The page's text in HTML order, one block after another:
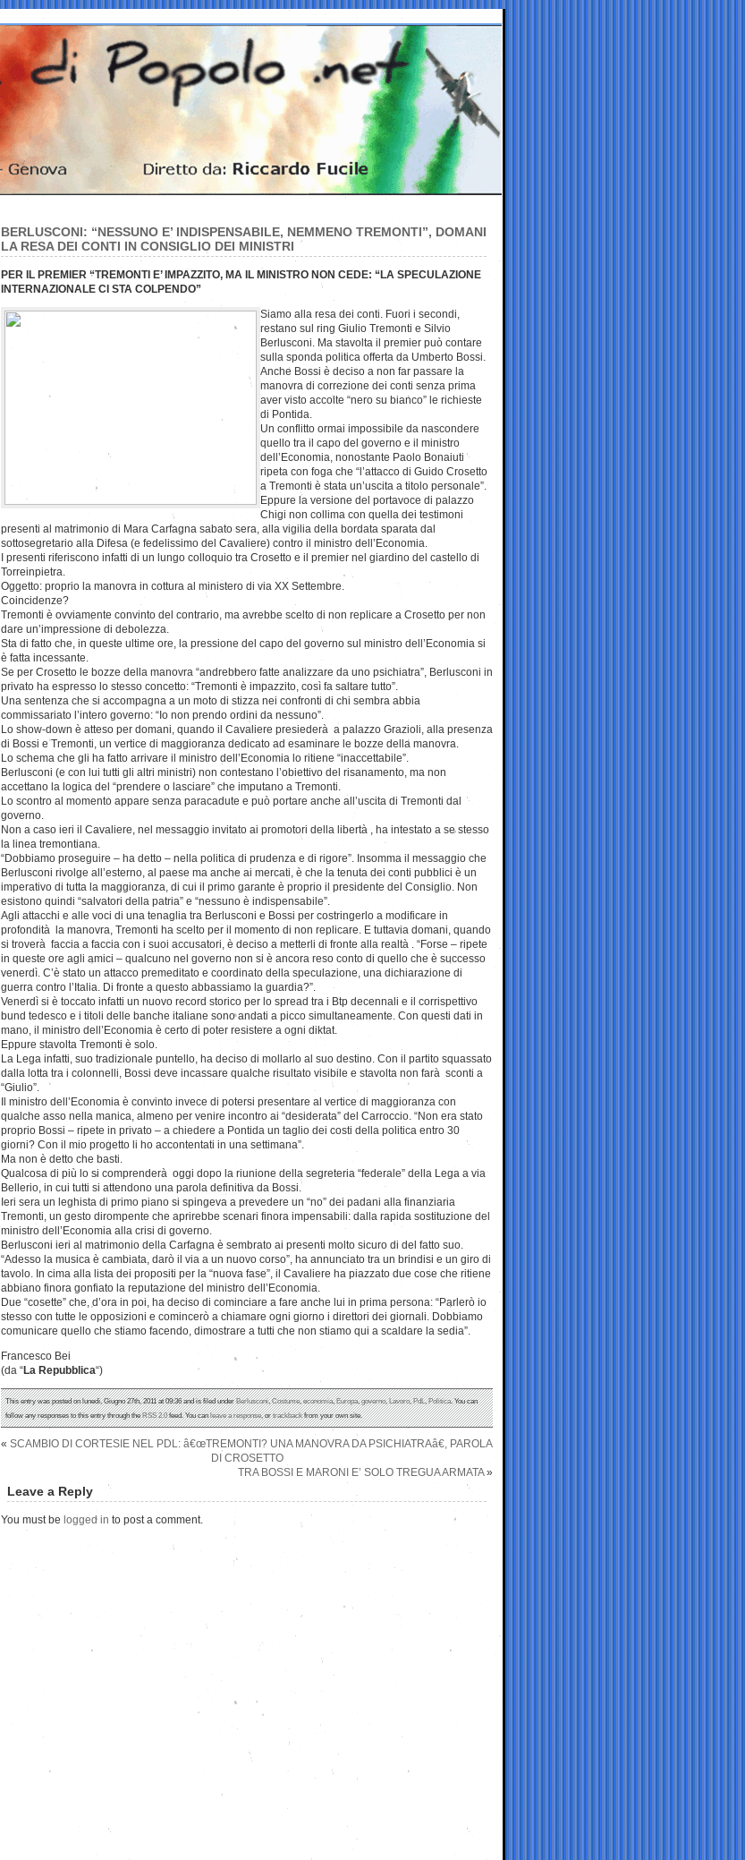
BERLUSCONI: “NESSUNO E’ INDISPENSABILE, NEMMENO TREMONTI”, DOMANI
LA RESA DEI CONTI IN CONSIGLIO DEI MINISTRI
PER IL PREMIER “TREMONTI E’ IMPAZZITO, MA IL MINISTRO NON CEDE: “LA SPECULAZIONE
INTERNAZIONALE CI STA COLPENDO”
Siamo alla resa dei conti. Fuori i secondi,
restano sul ring Giulio Tremonti e Silvio
Berlusconi. Ma stavolta il premier può contare
sulla sponda politica offerta da Umberto Bossi.
Anche Bossi è deciso a non far passare la
manovra di correzione dei conti senza prima
aver visto accolte “nero su bianco” le richieste
di Pontida.
Un conflitto ormai impossibile da nascondere
quello tra il capo del governo e il ministro
dell’Economia, nonostante Paolo Bonaiuti
ripeta con foga che “l’attacco di Guido Crosetto
a Tremonti è stata un’uscita a titolo personale”.
Eppure la versione del portavoce di palazzo
Chigi non collima con quella dei testimoni
presenti al matrimonio di Mara Carfagna sabato sera, alla vigilia della bordata sparata dal
sottosegretario alla Difesa (e fedelissimo del Cavaliere) contro il ministro dell’Economia.
I presenti riferiscono infatti di un lungo colloquio tra Crosetto e il premier nel giardino del castello di
Torreinpietra.
Oggetto: proprio la manovra in cottura al ministero di via XX Settembre.
Coincidenze?
Tremonti è ovviamente convinto del contrario, ma avrebbe scelto di non replicare a Crosetto per non
dare un’impressione di debolezza.
Sta di fatto che, in queste ultime ore, la pressione del capo del governo sul ministro dell’Economia si
è fatta incessante.
Se per Crosetto le bozze della manovra “andrebbero fatte analizzare da uno psichiatra”, Berlusconi in
privato ha espresso lo stesso concetto: “Tremonti è impazzito, così fa saltare tutto”.
Una sentenza che si accompagna a un moto di stizza nei confronti di chi sembra abbia
commissariato l’intero governo: “Io non prendo ordini da nessuno”.
Lo show-down è atteso per domani, quando il Cavaliere presiederà a palazzo Grazioli, alla presenza
di Bossi e Tremonti, un vertice di maggioranza dedicato ad esaminare le bozze della manovra.
Lo schema che gli ha fatto arrivare il ministro dell’Economia lo ritiene “inaccettabile”.
Berlusconi (e con lui tutti gli altri ministri) non contestano l’obiettivo del risanamento, ma non
accettano la logica del “prendere o lasciare” che imputano a Tremonti.
Lo scontro al momento appare senza paracadute e può portare anche all’uscita di Tremonti dal
governo.
Non a caso ieri il Cavaliere, nel messaggio invitato ai promotori della libertà , ha intestato a se stesso
la linea tremontiana.
“Dobbiamo proseguire – ha detto – nella politica di prudenza e di rigore”. Insomma il messaggio che
Berlusconi rivolge all’esterno, al paese ma anche ai mercati, è che la tenuta dei conti pubblici è un
imperativo di tutta la maggioranza, di cui il primo garante è proprio il presidente del Consiglio. Non
esistono quindi “salvatori della patria” e “nessuno è indispensabile”.
Agli attacchi e alle voci di una tenaglia tra Berlusconi e Bossi per costringerlo a modificare in
profondità la manovra, Tremonti ha scelto per il momento di non replicare. E tuttavia domani, quando
si troverà faccia a faccia con i suoi accusatori, è deciso a metterli di fronte alla realtà . “Forse – ripete
in queste ore agli amici – qualcuno nel governo non si è ancora reso conto di quello che è successo
venerdì. C’è stato un attacco premeditato e coordinato della speculazione, una dichiarazione di
guerra contro l’Italia. Di fronte a questo abbassiamo la guardia?”.
Venerdì si è toccato infatti un nuovo record storico per lo spread tra i Btp decennali e il corrispettivo
bund tedesco e i titoli delle banche italiane sono andati a picco simultaneamente. Con questi dati in
mano, il ministro dell’Economia è certo di poter resistere a ogni diktat.
Eppure stavolta Tremonti è solo.
La Lega infatti, suo tradizionale puntello, ha deciso di mollarlo al suo destino. Con il partito squassato
dalla lotta tra i colonnelli, Bossi deve incassare qualche risultato visibile e stavolta non farà sconti a
“Giulio”.
Il ministro dell’Economia è convinto invece di potersi presentare al vertice di maggioranza con
qualche asso nella manica, almeno per venire incontro ai “desiderata” del Carroccio. “Non era stato
proprio Bossi – ripete in privato – a chiedere a Pontida un taglio dei costi della politica entro 30
giorni? Con il mio progetto li ho accontentati in una settimana”.
Ma non è detto che basti.
Qualcosa di più lo si comprenderà oggi dopo la riunione della segreteria “federale” della Lega a via
Bellerio, in cui tutti si attendono una parola definitiva da Bossi.
Ieri sera un leghista di primo piano si spingeva a prevedere un “no” dei padani alla finanziaria
Tremonti, un gesto dirompente che aprirebbe scenari finora impensabili: dalla rapida sostituzione del
ministro dell’Economia alla crisi di governo.
Berlusconi ieri al matrimonio della Carfagna è sembrato ai presenti molto sicuro di del fatto suo.
“Adesso la musica è cambiata, darò il via a un nuovo corso”, ha annunciato tra un brindisi e un giro di
tavolo. In cima alla lista dei propositi per la “nuova fase”, il Cavaliere ha piazzato due cose che ritiene
abbiano finora gonfiato la reputazione del ministro dell’Economia.
Due “cosette” che, d’ora in poi, ha deciso di cominciare a fare anche lui in prima persona: “Parlerò io
stesso con tutte le opposizioni e comincerò a chiamare ogni giorno i direttori dei giornali. Dobbiamo
comunicare quello che stiamo facendo, dimostrare a tutti che non stiamo qui a scaldare la sedia”.
Francesco Bei
(da “La Repubblica“)
This entry was posted on lunedì, Giugno 27th, 2011 at 09:36 and is filed underBerlusconi,Costume,economia,Europa,governo,Lavoro,PdL,Politica. You can
follow any responses to this entry through theRSS 2.0feed. You canleave a response, ortrackbackfrom your own site.
« SCAMBIO DI CORTESIE NEL PDL: â€œTREMONTI? UNA MANOVRA DA PSICHIATRAâ€, PAROLA
DI CROSETTO
TRA BOSSI E MARONI E’ SOLO TREGUA ARMATA»
Leave a Reply
You must be logged in to post a comment.